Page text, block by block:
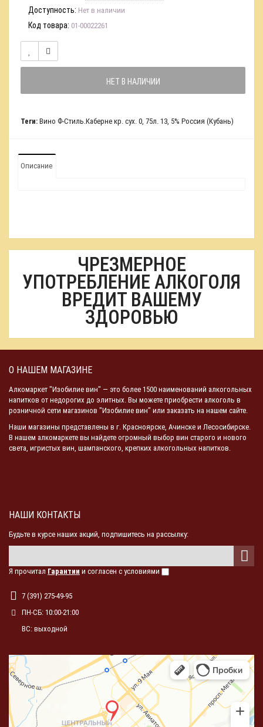
Доступность: Нет в наличии
Код товара: 01-00022261
НЕТ В НАЛИЧИИ
Теги: Вино Ф-Стиль.Каберне кр. сух. 0, 75л. 13, 5% Россия (Кубань)
Описание
ЧРЕЗМЕРНОЕ
УПОТРЕБЛЕНИЕ АЛКОГОЛЯ
ВРЕДИТ ВАШЕМУ
ЗДОРОВЬЮ
О НАШЕМ МАГАЗИНЕ
Алкомаркет "Изобилие вин" — это более 1500 наименований алкогольных
напитков от недорогих до элитных. Вы можете приобрести алкоголь в
розничной сети магазинов "Изобилие вин" или заказать на нашем сайте.
Наши магазины представлены в г. Красноярске, Ачинске и Лесосибирске.
В нашем алкомаркете вы найдете огромный выбор вин старого и нового
света, игристых вин, шампанского, крепких алкогольных напитков.
НАШИ КОНТАКТЫ
Будьте в курсе наших акций, подпишитесь на рассылку:
Я прочитал Гарантии и согласен с условиями
7 (391) 275-49-95
ПН-СБ: 10:00-21:00
ВС: выходной